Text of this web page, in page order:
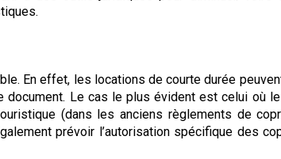
En effet, les locations de courte durée
Le cas le plus évident est celui où
(dans les anciens règlements de
prévoir l’autorisation spécifique des